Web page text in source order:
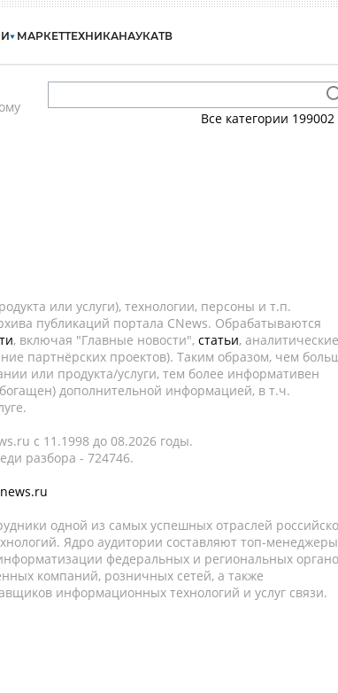
МАРКЕТТЕХНИКАНАУКАТВ
Все категории 199002
или услуги), технологии, персоны и т.п.
публикаций портала CNews. Обрабатываются
, включая "Главные новости", статьи, аналитические
партнёрских проектов). Таким образом, чем
или продукта/услуги, тем более информативен
дополнительной информацией, в т.ч.
c 11.1998 до 08.2026 годы.
разбора - 724746.
одной из самых успешных отраслей
Ядро аудитории составляют топ-
федеральных и региональных
компаний, розничных сетей, а также
информационных технологий и услуг связи.